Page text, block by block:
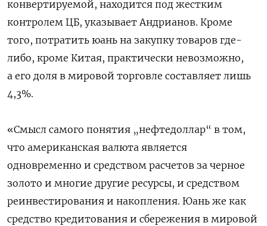
конвертируемой, находится под жестким
контролем ЦБ, указывает Андрианов. Кроме
того, потратить юань на закупку товаров где-
либо, кроме Китая, практически невозможно,
а его доля в мировой торговле составляет лишь
4,3%.
«Смысл самого понятия „нефтедоллар“ в том,
что американская валюта является
одновременно и средством расчетов за черное
золото и многие другие ресурсы, и средством
реинвестирования и накопления. Юань же как
средство кредитования и сбережения в мировой